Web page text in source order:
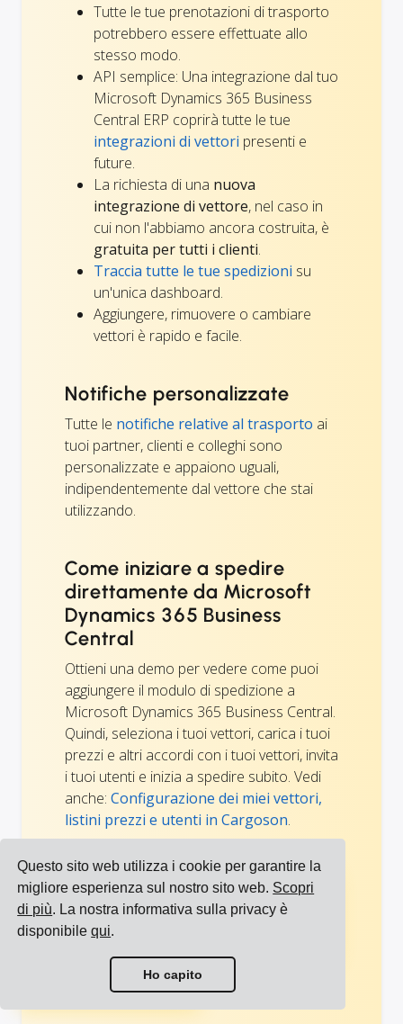
Questo sito web utilizza i cookie per garantire la
migliore esperienza sul nostro sito web. Scopri
di più. La nostra informativa sulla privacy è
disponibilequi.
Ho capito
Tutte le tue prenotazioni di trasporto
potrebbero essere effettuate allo
stesso modo.
API semplice: Una integrazione dal tuo
Microsoft Dynamics 365 Business
Central ERP coprirà tutte le tue
integrazioni di vettori presenti e
future.
La richiesta di una nuova
integrazione di vettore, nel caso in
cui non l'abbiamo ancora costruita, è
gratuita per tutti i clienti.
Traccia tutte le tue spedizioni su
un'unica dashboard.
Aggiungere, rimuovere o cambiare
vettori è rapido e facile.
Notifiche personalizzate
Tutte le notifiche relative al trasporto ai
tuoi partner, clienti e colleghi sono
personalizzate e appaiono uguali,
indipendentemente dal vettore che stai
utilizzando.
Come iniziare a spedire
direttamente da Microsoft
Dynamics 365 Business
Central
Ottieni una demo per vedere come puoi
aggiungere il modulo di spedizione a
Microsoft Dynamics 365 Business Central.
Quindi, seleziona i tuoi vettori, carica i tuoi
prezzi e altri accordi con i tuoi vettori, invita
i tuoi utenti e inizia a spedire subito. Vedi
anche: Configurazione dei miei vettori,
listini prezzi e utenti in Cargoson.
Programma una
Visualizza tutte le integrazioni
Visualizza tutti i vettori